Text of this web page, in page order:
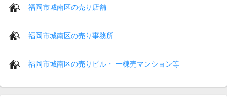
福岡市城南区の売り店舗
福岡市城南区の売り事務所
福岡市城南区の売りビル・ 一棟売マンション等